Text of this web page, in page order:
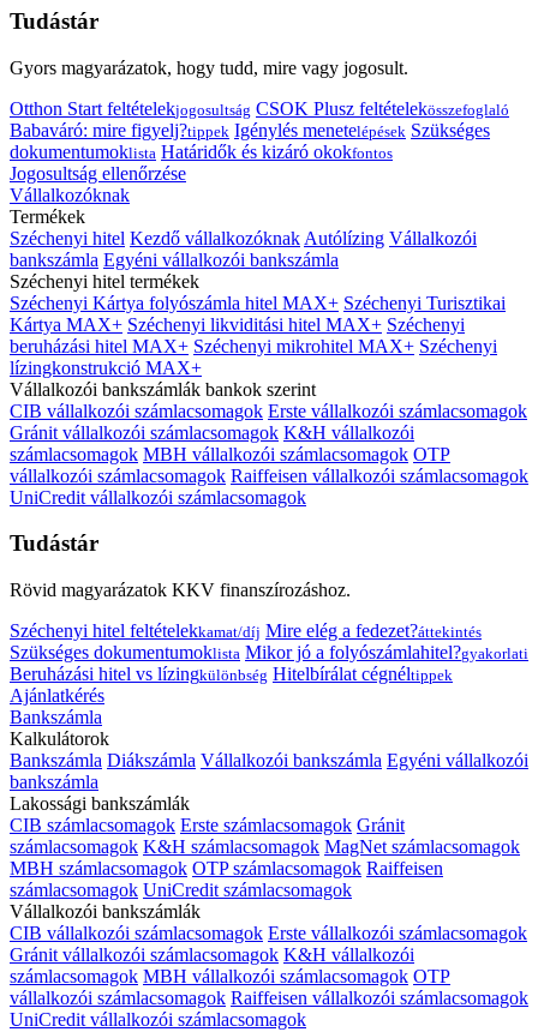
Tudástár
Gyors magyarázatok, hogy tudd, mire vagy jogosult.
Otthon Start feltételekjogosultság CSOK Plusz feltételekösszefoglaló
Babaváró: mire figyelj?tippek Igénylés menetelépések Szükséges
dokumentumoklista Határidők és kizáró okokfontos
Jogosultság ellenőrzése
Vállalkozóknak
Termékek
Széchenyi hitel Kezdő vállalkozóknak Autólízing Vállalkozói
bankszámla Egyéni vállalkozói bankszámla
Széchenyi hitel termékek
Széchenyi Kártya folyószámla hitel MAX+ Széchenyi Turisztikai
Kártya MAX+ Széchenyi likviditási hitel MAX+ Széchenyi
beruházási hitel MAX+ Széchenyi mikrohitel MAX+ Széchenyi
lízingkonstrukció MAX+
Vállalkozói bankszámlák bankok szerint
CIB vállalkozói számlacsomagok Erste vállalkozói számlacsomagok
Gránit vállalkozói számlacsomagok K&H vállalkozói
számlacsomagok MBH vállalkozói számlacsomagok OTP
vállalkozói számlacsomagok Raiffeisen vállalkozói számlacsomagok
UniCredit vállalkozói számlacsomagok
Tudástár
Rövid magyarázatok KKV finanszírozáshoz.
Széchenyi hitel feltételekkamat/díj Mire elég a fedezet?áttekintés
Szükséges dokumentumoklista Mikor jó a folyószámlahitel?gyakorlati
Beruházási hitel vs lízingkülönbség Hitelbírálat cégnéltippek
Ajánlatkérés
Bankszámla
Kalkulátorok
Bankszámla Diákszámla Vállalkozói bankszámla Egyéni vállalkozói
bankszámla
Lakossági bankszámlák
CIB számlacsomagok Erste számlacsomagok Gránit
számlacsomagok K&H számlacsomagok MagNet számlacsomagok
MBH számlacsomagok OTP számlacsomagok Raiffeisen
számlacsomagok UniCredit számlacsomagok
Vállalkozói bankszámlák
CIB vállalkozói számlacsomagok Erste vállalkozói számlacsomagok
Gránit vállalkozói számlacsomagok K&H vállalkozói
számlacsomagok MBH vállalkozói számlacsomagok OTP
vállalkozói számlacsomagok Raiffeisen vállalkozói számlacsomagok
UniCredit vállalkozói számlacsomagok